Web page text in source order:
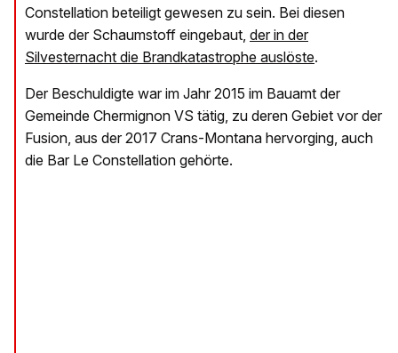
Constellation beteiligt gewesen zu sein. Bei diesen
wurde der Schaumstoff eingebaut, der in der
Silvesternacht die Brandkatastrophe auslöste.
Der Beschuldigte war im Jahr 2015 im Bauamt der
Gemeinde Chermignon VS tätig, zu deren Gebiet vor der
Fusion, aus der 2017 Crans-Montana hervorging, auch
die Bar Le Constellation gehörte.